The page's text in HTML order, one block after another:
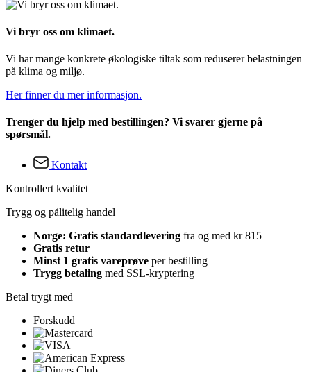
Vi bryr oss om klimaet.
Vi har mange konkrete økologiske tiltak som reduserer belastningen
på klima og miljø.
Her finner du mer informasjon.
Trenger du hjelp med bestillingen? Vi svarer gjerne på
spørsmål.
Kontakt
Kontrollert kvalitet
Trygg og pålitelig handel
Norge: Gratis standardlevering fra og med kr 815
Gratis retur
Minst 1 gratis vareprøve per bestilling
Trygg betaling med SSL-kryptering
Betal trygt med
Forskudd